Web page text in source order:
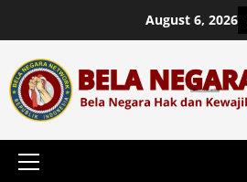
content
August 6, 2026
Primary